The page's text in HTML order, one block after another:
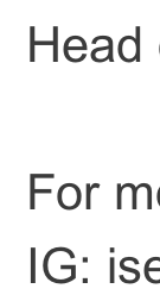
Head
For
IG: